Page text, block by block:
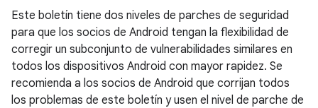
Este boletín tiene dos niveles de parches de seguridad
para que los socios de Android tengan la flexibilidad de
corregir un subconjunto de vulnerabilidades similares en
todos los dispositivos Android con mayor rapidez. Se
recomienda a los socios de Android que corrijan todos
los problemas de este boletín y usen el nivel de parche de